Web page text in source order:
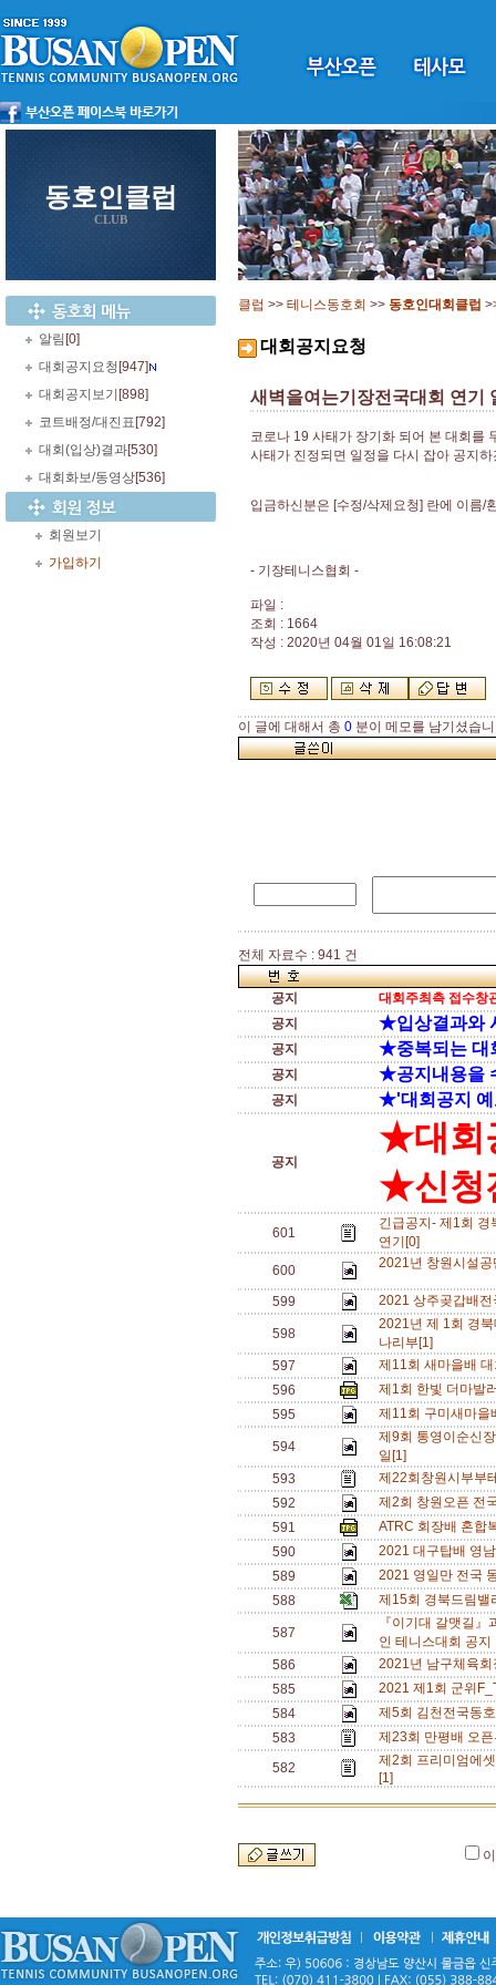
동호인클럽
CLUB
알림 [0]
대회공지요청 [947]
대회공지보기 [898]
코트배정/대진표 [792]
대회(입상)결과[530]
대회화보/동영상[536]
회원보기
가입하기
클럽 >> 테니스동호회 >> 동호인대회클럽
대회공지요청
새벽을여는기장전국대회 연기
코로나 19 사태가 장기화 되어 본 대회를
사태가 진정되면 일정을 다시 잡아 공지
입금하신분은 [수정/삭제요청] 란에 이름/
- 기장테니스협회 -
파일 :
조회 : 1664
작성 : 2020년 04월 01일 16:08:21
이 글에 대해서 총 0 분이 메모를 남기셨습
전체 자료수 : 941 건
공지
대회주최측 접수창
공지
★입상결과와
공지 ★중복되는 대
공지 ★공지내용을
공지 ★'대회공지 예
공지
★대회
★신청
601
긴급공지- 제1회 경
연기[0]
600
2021년 창원시설
599 2021 상주곶갑배
598
2021년 제 1회 경
나리부[1]
597
제11회 새마을배
596
제1회 한빛 더마발
595
제11회 구미새마
594
제9회 통영이순신
일[1]
593
제22회창원시부부
592
제2회 창원오픈 전
591
ATRC 회장배 혼합
590
2021 대구탑배 영
589
2021 영일만 전국
588
제15회 경북드림
587
『이기대 갈맷길
인 테니스대회 공
586
2021년 남구체육
585
2021 제1회 군위
584
제5회 김천전국동
583
제23회 만평배 오
582
제2회 프리미엄에
[1]